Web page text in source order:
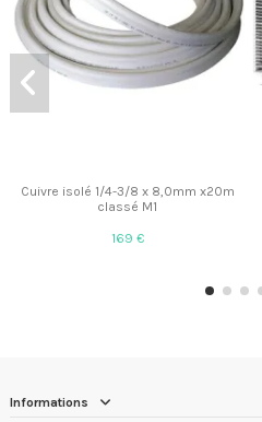
Cuivre isolé 1/4-3/8 x 8,0mm x20m
classé M1
169 €
Informations